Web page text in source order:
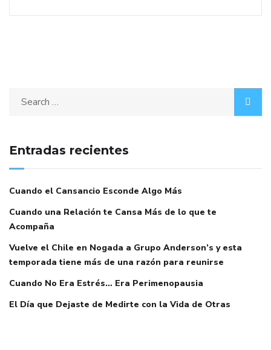
Search
Entradas recientes
Cuando el Cansancio Esconde Algo Más
Cuando una Relación te Cansa Más de lo que te
Acompaña
Vuelve el Chile en Nogada a Grupo Anderson’s y esta
temporada tiene más de una razón para reunirse
Cuando No Era Estrés… Era Perimenopausia
El Día que Dejaste de Medirte con la Vida de Otras